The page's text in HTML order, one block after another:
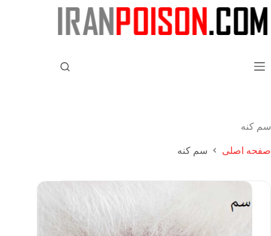
سم کنه
صفحه اصلی سم کنه